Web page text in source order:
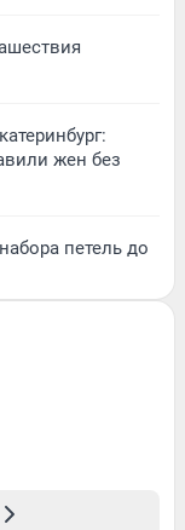
жен без
петель до